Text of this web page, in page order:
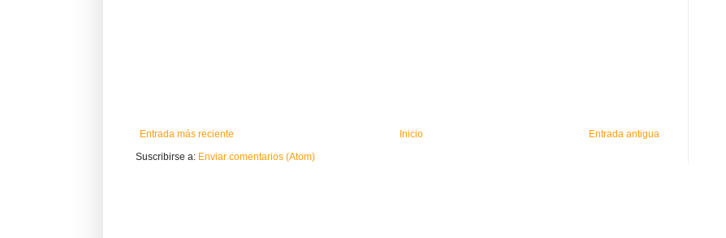
Entrada más reciente Entrada antigua
Inicio
Suscribirse a: Enviar comentarios (Atom)